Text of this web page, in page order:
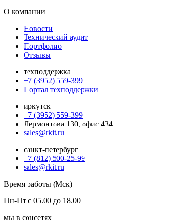
О компании
Новости
Технический аудит
Портфолио
Отзывы
техподдержка
+7 (3952) 559-399
Портал техподдержки
иркутск
+7 (3952) 559-399
Лермонтова 130, офис 434
sales@rkit.ru
санкт-петербург
+7 (812) 500-25-99
sales@rkit.ru
Время работы (Мск)
Пн-Пт с 05.00 до 18.00
мы в соцсетях